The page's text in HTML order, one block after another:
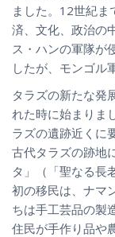
ました。12世紀ま
済、文化、政治の
ス・ハンの軍隊が
したが、モンゴル
タラズの新たな発
れた時に始まりま
ラズの遺跡近くに
古代タラズの跡地
タ」（「聖なる長
初の移民は、ナマ
ちは手工芸品の製
住民が手作り品や